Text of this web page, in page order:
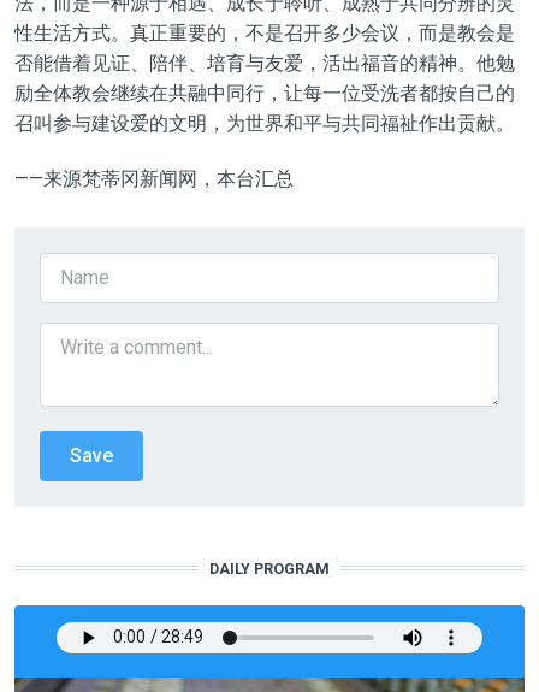
性生活方式。真正重要的，不是召开多少会议，而是教会是
否能借着见证、陪伴、培育与友爱，活出福音的精神。他勉
励全体教会继续在共融中同行，让每一位受洗者都按自己的
召叫参与建设爱的文明，为世界和平与共同福祉作出贡献。
——来源梵蒂冈新闻网，本台汇总
DAILY PROGRAM